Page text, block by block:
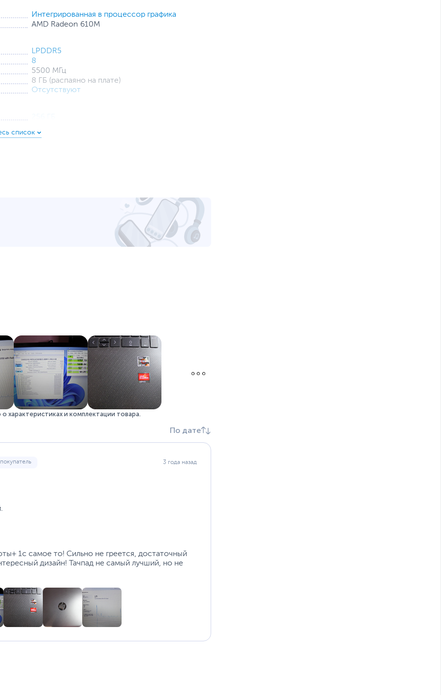
Интегрированная в процессор графика
AMD Radeon 610M
LPDDR5
8
5500 МГц
8 ГБ (распаяно на плате)
Отсутствуют
HDD нет
Литий-полимерный (Li-Pol), Несъемный
Веб-камера, Динамики, Микрофон
Пластик
Разрешение 720p HD
Цифровой блок
Черный
Камера HP True Vision, HD 720p с временным
шумоподавлением и встроенными
12
www.hp.ru
выделите текст с ошибкой и нажмите Ctrl+Enter.
отличаться от указанных или могут быть изменены производителем
и комплектации товара.
По дате
3 года назад
1с самое то! Сильно не греется, достаточный
дизайн! Тачпад не самый лучший, но не